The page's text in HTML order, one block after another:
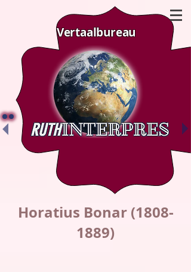
Vertaalbureau
Horatius Bonar (1808-
1889)